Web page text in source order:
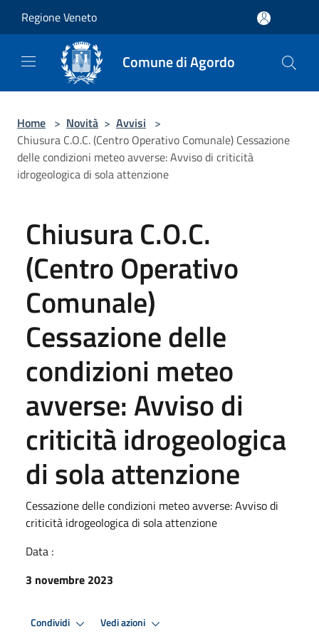
Regione Veneto
Comune di Agordo
Home > Novità > Avvisi >
Chiusura C.O.C. (Centro Operativo Comunale) Cessazione
delle condizioni meteo avverse: Avviso di criticità
idrogeologica di sola attenzione
Chiusura C.O.C.
(Centro Operativo
Comunale)
Cessazione delle
condizioni meteo
avverse: Avviso di
criticità idrogeologica
di sola attenzione
Cessazione delle condizioni meteo avverse: Avviso di
criticità idrogeologica di sola attenzione
Data :
3 novembre 2023
Condividi Vedi azioni